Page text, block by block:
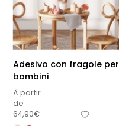
Adesivo con fragole per
bambini
À partir
de
64,90€